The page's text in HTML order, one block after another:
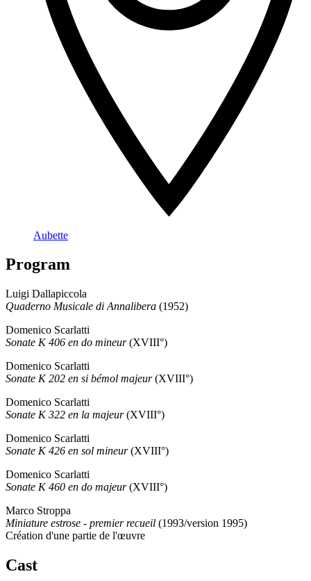
Aubette
Program
Luigi Dallapiccola
Quaderno Musicale di Annalibera (1952)
Domenico Scarlatti
Sonate K 406 en do mineur(XVIII°)
Domenico Scarlatti
Sonate K 202 en si bémol majeur(XVIII°)
Domenico Scarlatti
Sonate K 322 en la majeur(XVIII°)
Domenico Scarlatti
Sonate K 426 en sol mineur(XVIII°)
Domenico Scarlatti
Sonate K 460 en do majeur(XVIII°)
Marco Stroppa
Miniature estrose - premier recueil (1993/version 1995)
Création d'une partie de l'œuvre
Cast